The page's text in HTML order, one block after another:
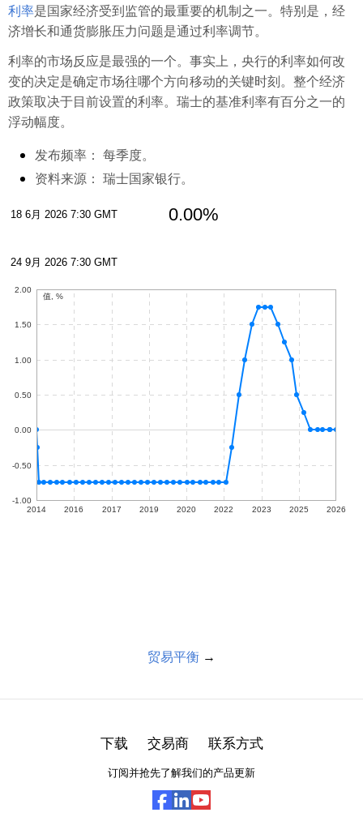
利率是国家经济受到监管的最重要的机制之一。特别是，经
济增长和通货膨胀压力问题是通过利率调节。
利率的市场反应是最强的一个。事实上，央行的利率如何改
变的决定是确定市场往哪个方向移动的关键时刻。整个经济
政策取决于目前设置的利率。瑞士的基准利率有百分之一的
浮动幅度。
发布频率： 每季度。
资料来源： 瑞士国家银行。
贸易平衡 →
下载 交易商 联系方式
订阅并抢先了解我们的产品更新